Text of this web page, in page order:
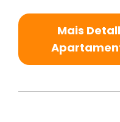
Mais